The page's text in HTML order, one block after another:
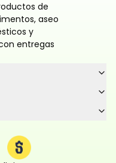
de
aseo
y
entregas